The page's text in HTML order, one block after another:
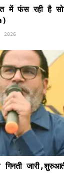
में फंस रही है
2026
गिनती